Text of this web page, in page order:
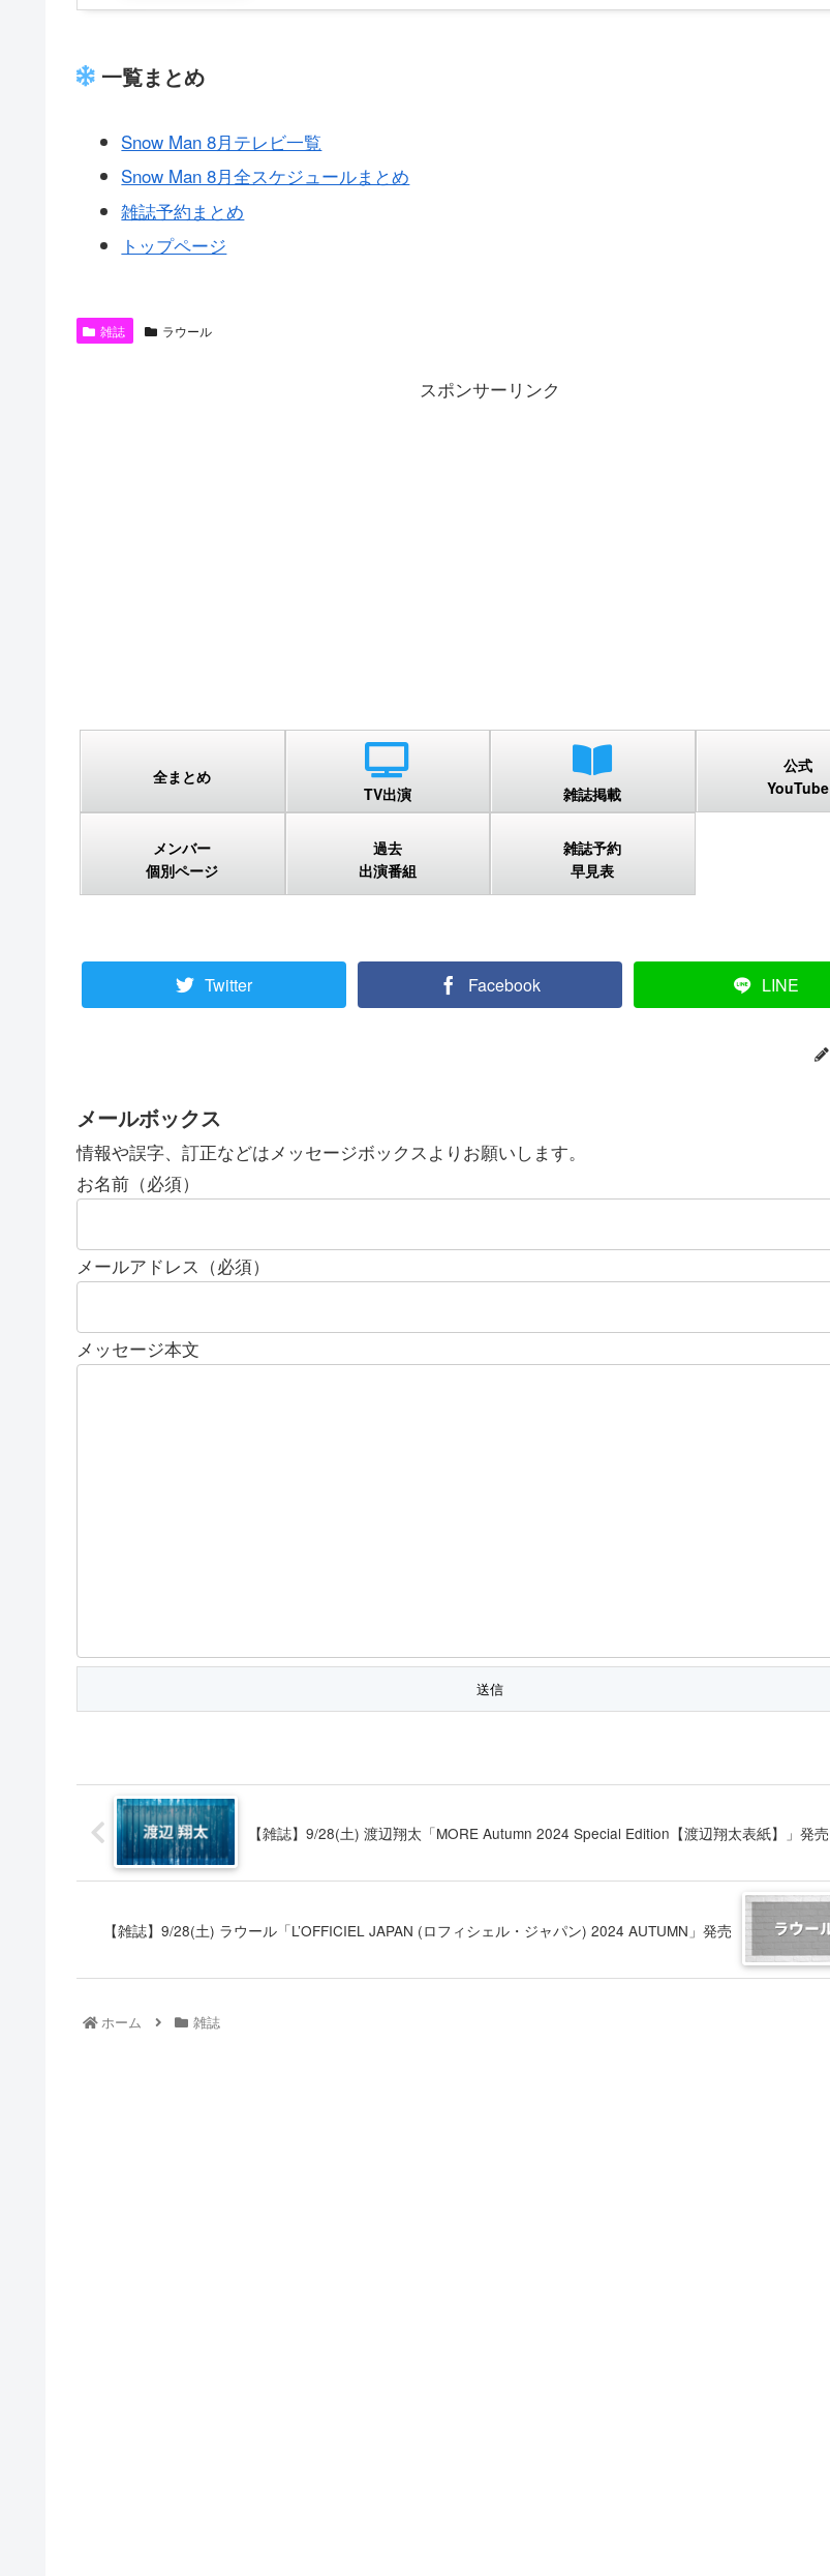
一覧まとめ
Snow Man 8月テレビ一覧
Snow Man 8月全スケジュールまとめ
雑誌予約まとめ
トップページ
雑誌 ラウール
スポンサーリンク
全まとめ
TV出演
雑誌掲載
公式
YouTube
メンバー
個別ページ
過去
出演番組
雑誌予約
早見表
Twitter Facebook LINE
メールボックス
情報や誤字、訂正などはメッセージボックスよりお願いします。
お名前（必須）
メールアドレス（必須）
メッセージ本文
【雑誌】9/28(土) 渡辺翔太「MORE Autumn 2024 Special Edition【渡辺翔太表紙】」発売
【雑誌】9/28(土) ラウール「L’OFFICIEL JAPAN (ロフィシェル・ジャパン) 2024 AUTUMN」発売
ホーム 雑誌